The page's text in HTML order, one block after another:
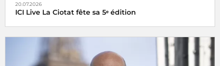
20.07.2026
ICI Live La Ciotat fête sa 5ᵉ édition